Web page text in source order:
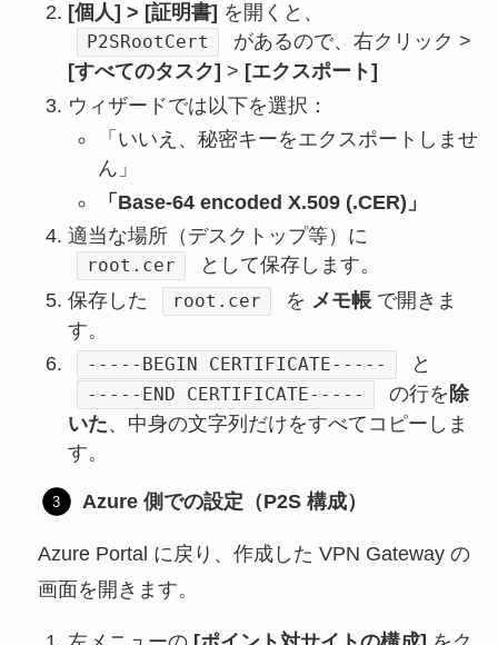
[個人] > [証明書] を開くと、
P2SRootCert
があるので、右クリック >
[すべてのタスク] > [エクスポート]
ウィザードでは以下を選択：
「いいえ、秘密キーをエクスポートしませ
ん」
「Base-64 encoded X.509 (.CER)」
適当な場所（デスクトップ等）に
root.cer
として保存します。
保存した
root.cer を メモ帳 で開きま
す。
-----BEGIN CERTIFICATE----- と
-----END CERTIFICATE----- の行を 除
いた、中身の文字列だけをすべてコピーしま
す。
Azure 側での設定（P2S 構成）
Azure Portal に戻り、作成した VPN Gateway の
画面を開きます。